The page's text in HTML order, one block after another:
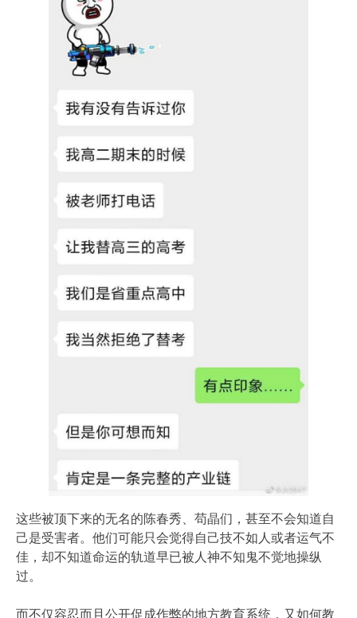
这些被顶下来的无名的陈春秀、苟晶们，甚至不会知道自
己是受害者。他们可能只会觉得自己技不如人或者运气不
佳，却不知道命运的轨道早已被人神不知鬼不觉地操纵
过。
而不仅容忍而且公开促成作弊的地方教育系统，又如何教